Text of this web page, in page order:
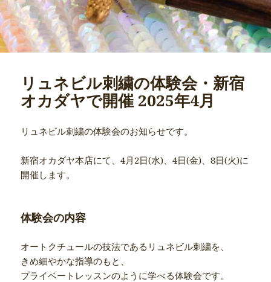
リュネビル刺繍の体験会・新宿
オカダヤで開催 2025年4月
リュネビル刺繍の体験会のお知らせです。
新宿オカダヤ本店にて、4月2日(水)、4日(金)、8日(火)に
開催します。
体験会の内容
オートクチュールの技法であるリュネビル刺繍を、
きめ細やかな指導のもと、
プライベートレッスンのように学べる体験会です。